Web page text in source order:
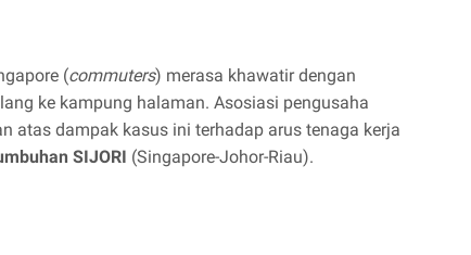
(commuters) merasa khawatir dengan
ke kampung halaman. Asosiasi pengusaha
atas dampak kasus ini terhadap arus tenaga kerja
SIJORI (Singapore-Johor-Riau).